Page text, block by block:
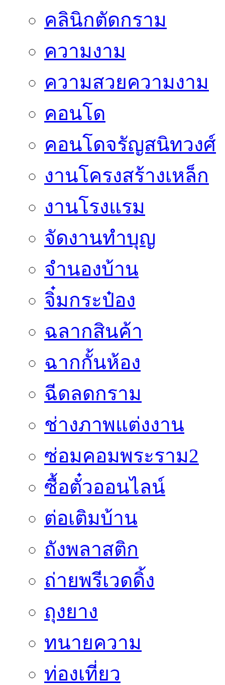
คลินิกตัดกราม
ความงาม
ความสวยความงาม
คอนโด
คอนโดจรัญสนิทวงศ์
งานโครงสร้างเหล็ก
งานโรงแรม
จัดงานทำบุญ
จำนองบ้าน
จิ๋มกระป๋อง
ฉลากสินค้า
ฉากกั้นห้อง
ฉีดลดกราม
ช่างภาพแต่งงาน
ซ่อมคอมพระราม2
ซื้อตั๋วออนไลน์
ต่อเติมบ้าน
ถังพลาสติก
ถ่ายพรีเวดดิ้ง
ถุงยาง
ทนายความ
ท่องเที่ยว